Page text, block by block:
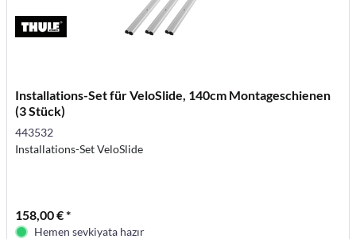
Installations-Set für VeloSlide, 140cm Montageschienen
(3 Stück)
443532
Installations-Set VeloSlide
158,00 € *
Hemen sevkiyata hazır